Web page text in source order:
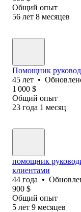
Общий опыт
56 лет 8 месяцев
Помощник
45 лет •
1 000 $
Общий опыт
23 года 1 месяц
помощник
клиентами
44 года •
900 $
Общий опыт
5 лет 9 месяцев